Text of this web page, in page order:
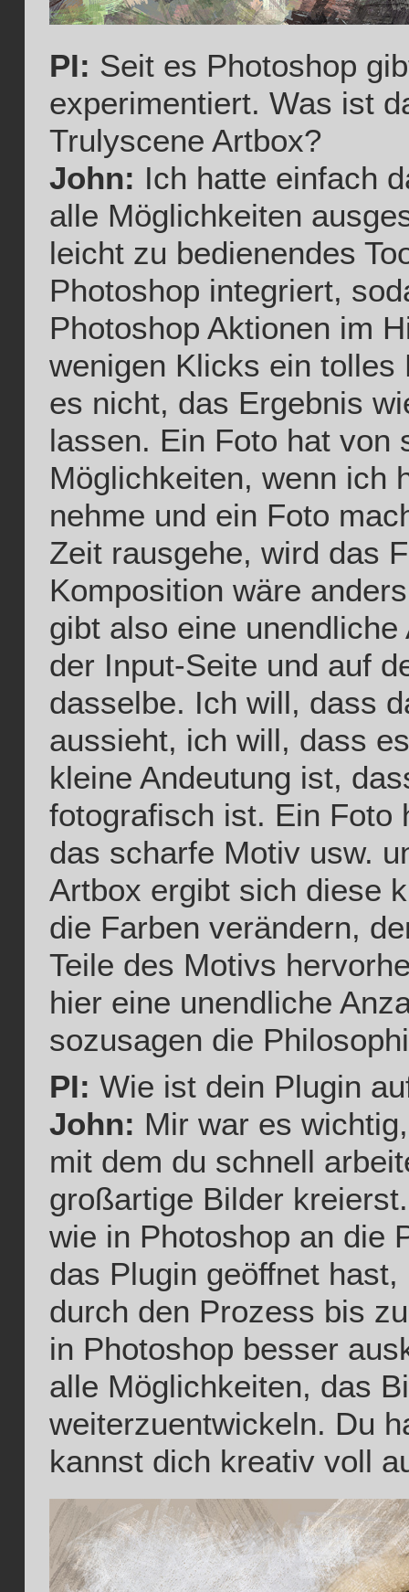
PI: Seit es Photoshop
experimentiert. Was ist
Trulyscene Artbox?
John: Ich hatte einfach
alle Möglichkeiten
leicht zu bedienendes
Photoshop integriert,
Photoshop Aktionen im
wenigen Klicks ein
es nicht, das Ergebnis
lassen. Ein Foto hat
Möglichkeiten, wenn ich
nehme und ein Foto
Zeit rausgehe, wird das
Komposition wäre
gibt also eine
der Input-Seite und auf
dasselbe. Ich will, dass
aussieht, ich will, dass
kleine Andeutung ist,
fotografisch ist. Ein Foto
das scharfe Motiv usw.
Artbox ergibt sich diese
die Farben verändern,
Teile des Motivs
hier eine unendliche
sozusagen die
PI: Wie ist dein Plugin
John: Mir war es
mit dem du schnell
großartige Bilder
wie in Photoshop an die
das Plugin geöffnet
durch den Prozess bis
in Photoshop besser
alle Möglichkeiten, das
weiterzuentwickeln. Du
kannst dich kreativ voll